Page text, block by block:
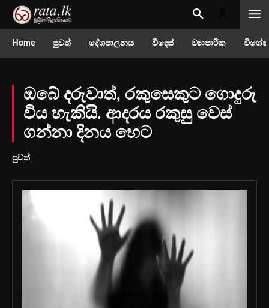
Home පුවත් දේශපාලනය විදෙස් ව්‍යාපාරික
ඔබේ දරුවාත්, රකුසෙකුට ගොදුරු
විය හැකියි. ආදර‍ය රකුසු වෙස්
ගන්නා දිනය හෙට
පුවත්